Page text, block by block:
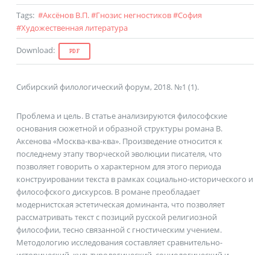
Tags: #Аксёнов В.П.#Гнозис негностиков#София
#Художественная литература
Download: PDF
Сибирский филологический форум, 2018. №1 (1).
Проблема и цель. В статье анализируются философские
основания сюжетной и образной структуры романа В.
Аксенова «Москва-ква-ква». Произведение относится к
последнему этапу творческой эволюции писателя, что
позволяет говорить о характерном для этого периода
конструировании текста в рамках социально-исторического и
философского дискурсов. В романе преобладает
модернистская эстетическая доминанта, что позволяет
рассматривать текст с позиций русской религиозной
философии, тесно связанной с гностическим учением.
Методологию исследования составляет сравнительно-